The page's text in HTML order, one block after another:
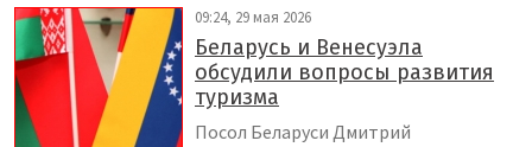
09:24, 29 мая 2026
Беларусь и Венесуэла
обсудили вопросы развития
туризма
Посол Беларуси Дмитрий